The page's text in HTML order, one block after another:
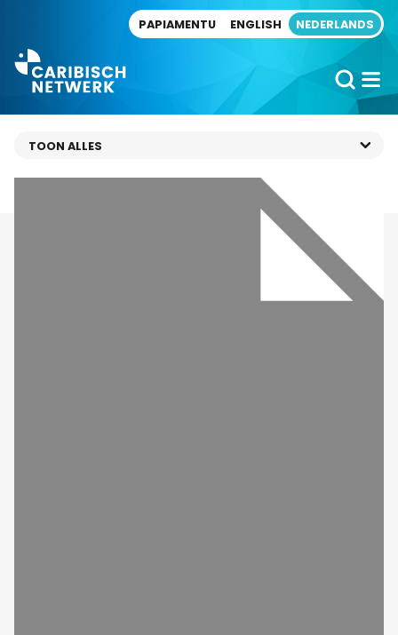
PAPIAMENTU ENGLISH NEDERLANDS